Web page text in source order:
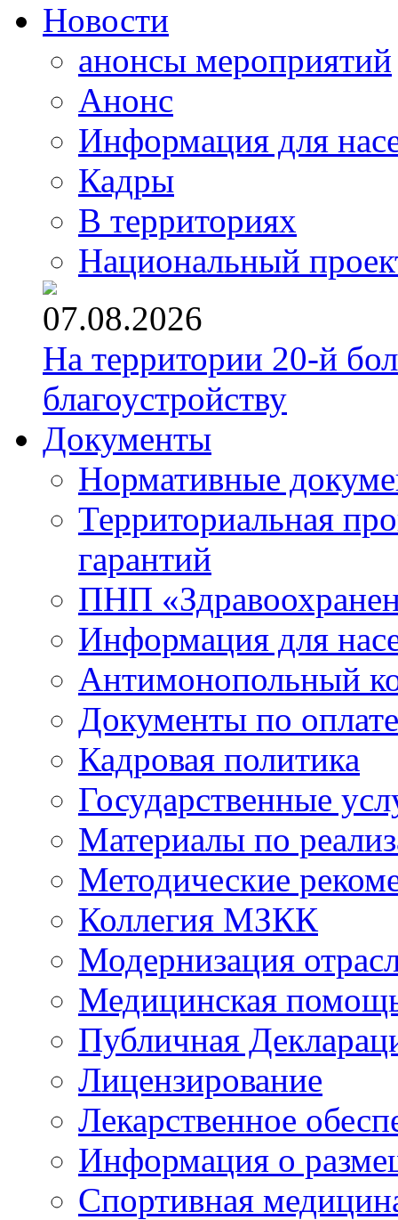
Новости
анонсы мероприятий
Анонс
Информация для
Кадры
В территориях
Национальный
07.08.2026
На территории 20-й
благоустройству
Документы
Нормативные
Территориальная
гарантий
ПНП
Информация для
Антимонопольный
Документы по
Кадровая политика
Государственные
Материалы по
Методические
Коллегия МЗКК
Модернизация
Медицинская
Публичная
Лицензирование
Лекарственное
Информация о
Спортивная